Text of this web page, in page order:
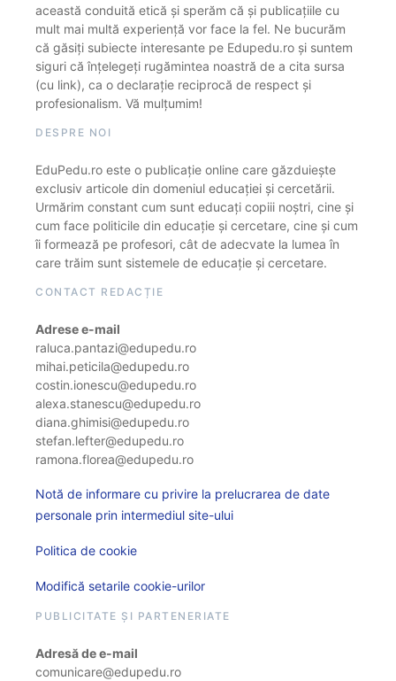
această conduită etică și sperăm că și publicațiile cu
mult mai multă experiență vor face la fel. Ne bucurăm
că găsiți subiecte interesante pe Edupedu.ro și suntem
siguri că înțelegeți rugămintea noastră de a cita sursa
(cu link), ca o declarație reciprocă de respect și
profesionalism. Vă mulțumim!
DESPRE NOI
EduPedu.ro este o publicație online care găzduiește
exclusiv articole din domeniul educației și cercetării.
Urmărim constant cum sunt educați copiii noștri, cine și
cum face politicile din educație și cercetare, cine și cum
îi formează pe profesori, cât de adecvate la lumea în
care trăim sunt sistemele de educație și cercetare.
CONTACT REDACȚIE
Adrese e-mail
raluca.pantazi@edupedu.ro
mihai.peticila@edupedu.ro
costin.ionescu@edupedu.ro
alexa.stanescu@edupedu.ro
diana.ghimisi@edupedu.ro
stefan.lefter@edupedu.ro
ramona.florea@edupedu.ro
Notă de informare cu privire la prelucrarea de date
personale prin intermediul site-ului
Politica de cookie
Modifică setarile cookie-urilor
PUBLICITATE ȘI PARTENERIATE
Adresă de e-mail
comunicare@edupedu.ro